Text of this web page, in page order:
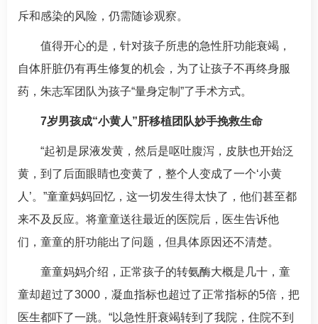
斥和感染的风险，仍需随诊观察。
值得开心的是，针对孩子所患的急性肝功能衰竭，
自体肝脏仍有再生修复的机会，为了让孩子不再终身服
药， 朱志军团队为孩子“量身定制”了手术方式。
7岁男孩成“小黄人”肝移植团队妙手挽救生命
“起初是尿液发黄，然后是呕吐腹泻 ，皮肤也开始泛
黄，到了后面眼睛也变黄了，整个人变成了一个‘小黄
人’。”童童妈妈回忆，这一切发生得太快了，他们甚至都
来不及反应。将童童送往最近的医院后，医生告诉他
们，童童的肝功能出了问题，但具体原因还不清楚。
童童妈妈介绍，正常孩子的转氨酶大概是几十，童
童却超过了3000，凝血指标也超过了正常指标的5倍，把
医生都吓了一跳。“以急性肝衰竭转到了我院，住院不到